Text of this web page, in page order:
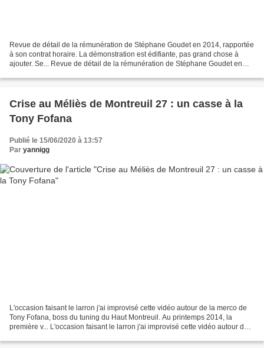
Revue de détail de la rémunération de Stéphane Goudet en 2014, rapportée
à son contrat horaire. La démonstration est édifiante, pas grand chose à
ajouter. Se... Revue de détail de la rémunération de Stéphane Goudet en
Crise au Méliès de Montreuil 27 : un casse à la
Tony Fofana
Publié le 15/06/2020 à 13:57
Par yannigg
L'occasion faisant le larron j'ai improvisé cette vidéo autour de la merco de
Tony Fofana, boss du tuning du Haut Montreuil. Au printemps 2014, la
première v... L'occasion faisant le larron j'ai improvisé cette vidéo autour de